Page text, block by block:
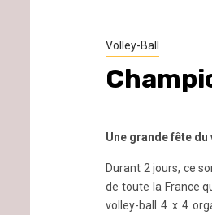
Volley-Ball
Une grande fête du
Durant 2 jours, ce
de toute la France
volley-ball 4 x 4